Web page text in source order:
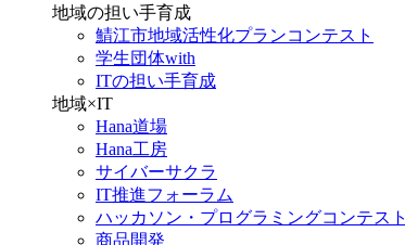
地域の担い手育成
鯖江市地域活性化プランコンテスト
学生団体with
ITの担い手育成
地域×IT
Hana道場
Hana工房
サイバーサクラ
IT推進フォーラム
ハッカソン・プログラミングコンテスト
商品開発